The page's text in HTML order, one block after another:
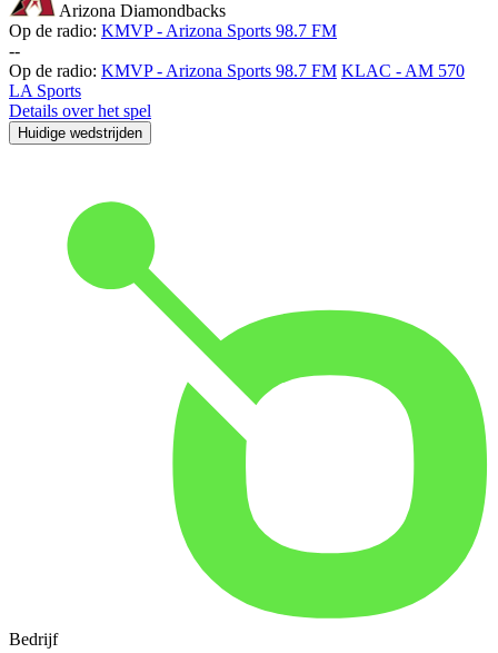
Arizona Diamondbacks
Op de radio: KMVP - Arizona Sports 98.7 FM
--
Op de radio: KMVP - Arizona Sports 98.7 FM KLAC - AM 570
LA Sports
Details over het spel
Huidige wedstrijden
Bedrijf